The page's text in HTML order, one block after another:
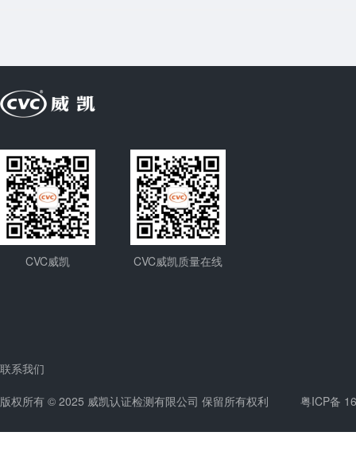
CVC威凯 CVC威凯质量在线
联系我们
版权所有 © 2025 威凯认证检测有限公司 保留所有权利 粤ICP备